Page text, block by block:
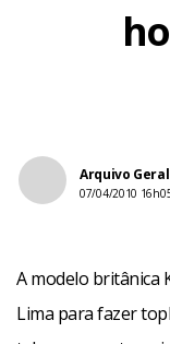
Arquivo Geral
07/04/2010
A modelo britânica
Lima para fazer